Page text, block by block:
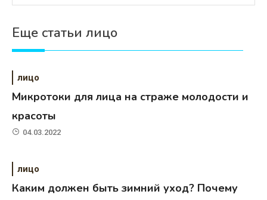
Еще статьи лицо
лицо
Микротоки для лица на страже молодости и
красоты
04.03.2022
лицо
Каким должен быть зимний уход? Почему